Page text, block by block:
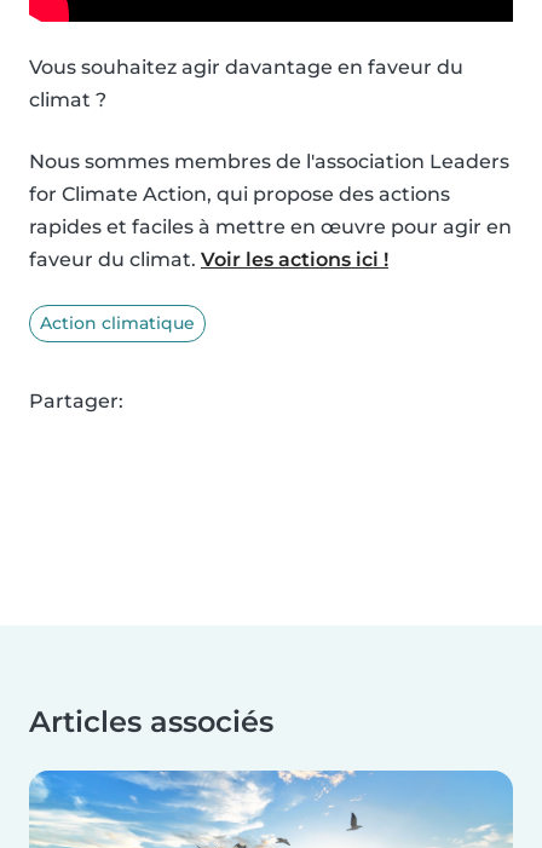
Vous souhaitez agir davantage en faveur du
climat ?
Nous sommes membres de l'association Leaders
for Climate Action, qui propose des actions
rapides et faciles à mettre en œuvre pour agir en
faveur du climat. Voir les actions ici !
Action climatique
Partager:
Articles associés